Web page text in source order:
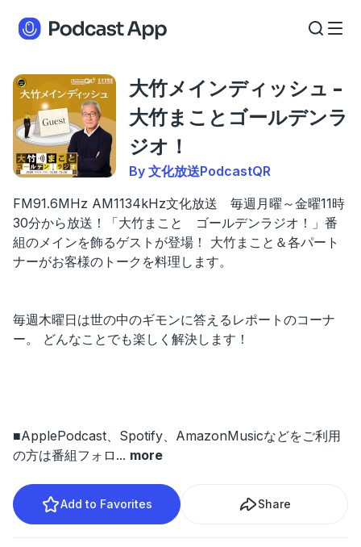
大竹メインディッシュ -
大竹まことゴールデンラ
ジオ！
By 文化放送PodcastQR
FM91.6MHz AM1134kHz文化放送 毎週月曜～金曜11時
30分から放送！「大竹まこと ゴールデンラジオ！」番
組のメインを飾るゲストが登場！ 大竹まこと＆各パート
ナーがお客様のトークを料理します。
毎週木曜日は世の中のギモンに答えるレポートのコーナ
ー。 どんなことでも楽しく解決します！
■ApplePodcast、Spotify、AmazonMusicなどをご利用
の方は番組フォロ ... more
Add to Favorites Share